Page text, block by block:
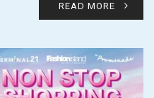
READ MORE